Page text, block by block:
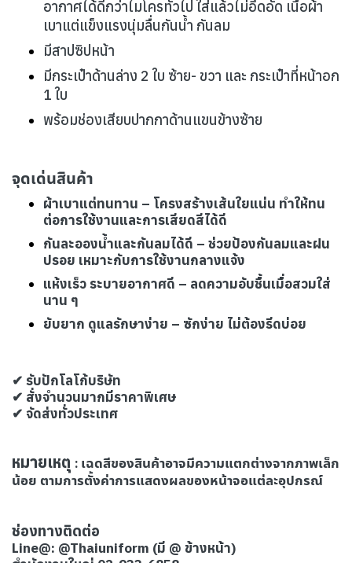
อากาศได้ดีกว่าไมโครทั่วไป ใส่แล้วไม่อึดอัด เนื้อผ้า
เบาแต่แข็งแรงนุ่มลื่นกันน้ำ กันลม
มีสาปซิปหน้า
มีกระเป๋าด้านล่าง 2 ใบ ซ้าย- ขวา และ กระเป๋าที่หน้าอก
1 ใบ
พร้อมช่องเสียบปากกาด้านแขนข้างซ้าย
จุดเด่นสินค้า
ผ้าเบาแต่ทนทาน – โครงสร้างเส้นใยแน่น ทำให้ทน
ต่อการใช้งานและการเสียดสีได้ดี
กันละอองน้ำและกันลมได้ดี – ช่วยป้องกันลมและฝน
ปรอย เหมาะกับการใช้งานกลางแจ้ง
แห้งเร็ว ระบายอากาศดี – ลดความอับชื้นเมื่อสวมใส่
นาน ๆ
ยับยาก ดูแลรักษาง่าย – ซักง่าย ไม่ต้องรีดบ่อย
✔ รับปักโลโก้บริษัท
✔ สั่งจำนวนมากมีราคาพิเศษ
✔ จัดส่งทั่วประเทศ
หมายเหตุ : เฉดสีของสินค้าอาจมีความแตกต่างจากภาพเล็ก
น้อย ตามการตั้งค่าการแสดงผลของหน้าจอแต่ละอุปกรณ์
ช่องทางติดต่อ
Line@: @Thaiuniform (มี @ ข้างหน้า)